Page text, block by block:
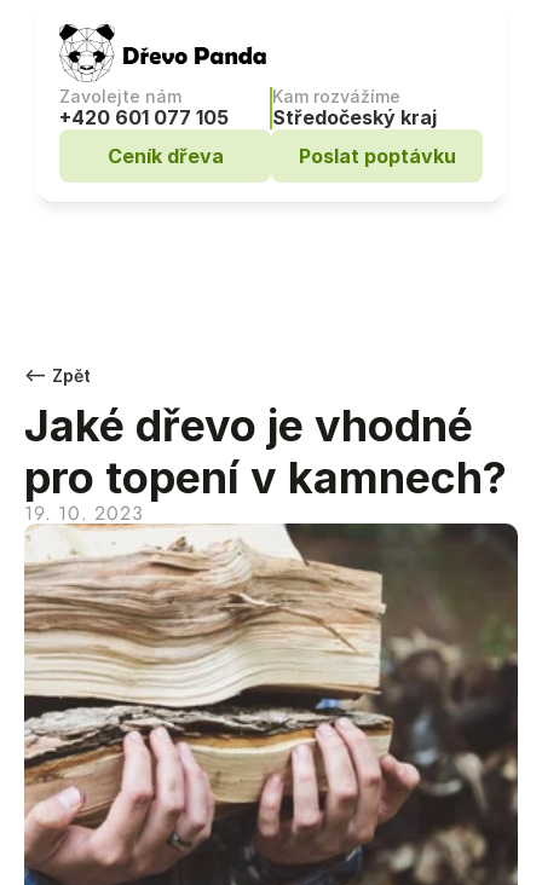
<– Zpět
Jaké dřevo je vhodné
pro topení v kamnech?
19. 10. 2023
Zavolejte nám
+420 601 077 105
Kam rozvážíme
Středočeský kraj
Ceník dřeva
Poslat poptávku